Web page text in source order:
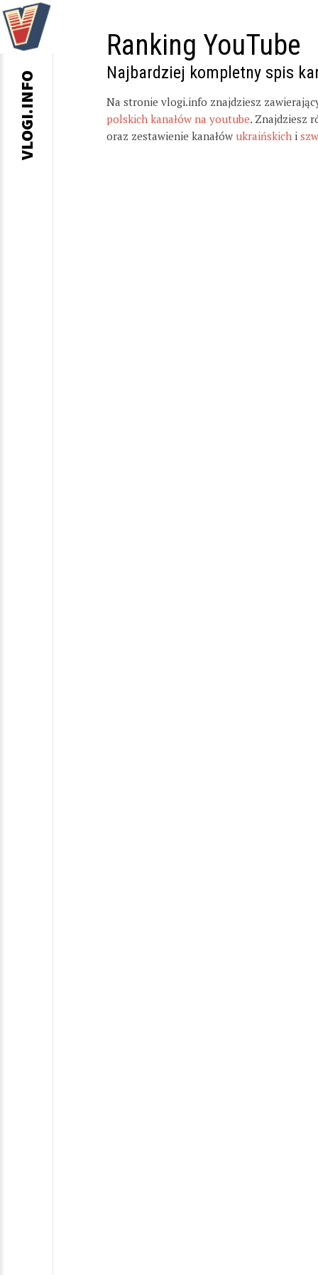
Ranking YouTube
Najbardziej kompletny spis
Na stronie vlogi.info znajdziesz
polskich kanałów na youtube. Znajdziesz
oraz zestawienie kanałów ukraińskich i
VLOGI.INFO